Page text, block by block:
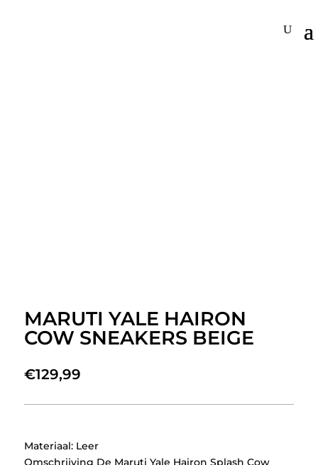
MARUTI YALE HAIRON
COW SNEAKERS BEIGE
€129,99
Materiaal: Leer
Omschrijving De Maruti Yale Hairon Splash Cow